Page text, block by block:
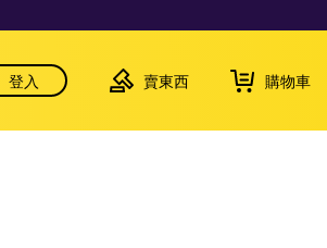
登入 賣東西 購物車